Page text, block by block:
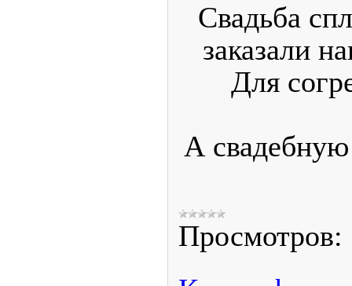
Свадьба
заказали
Для
А
Просмотров: